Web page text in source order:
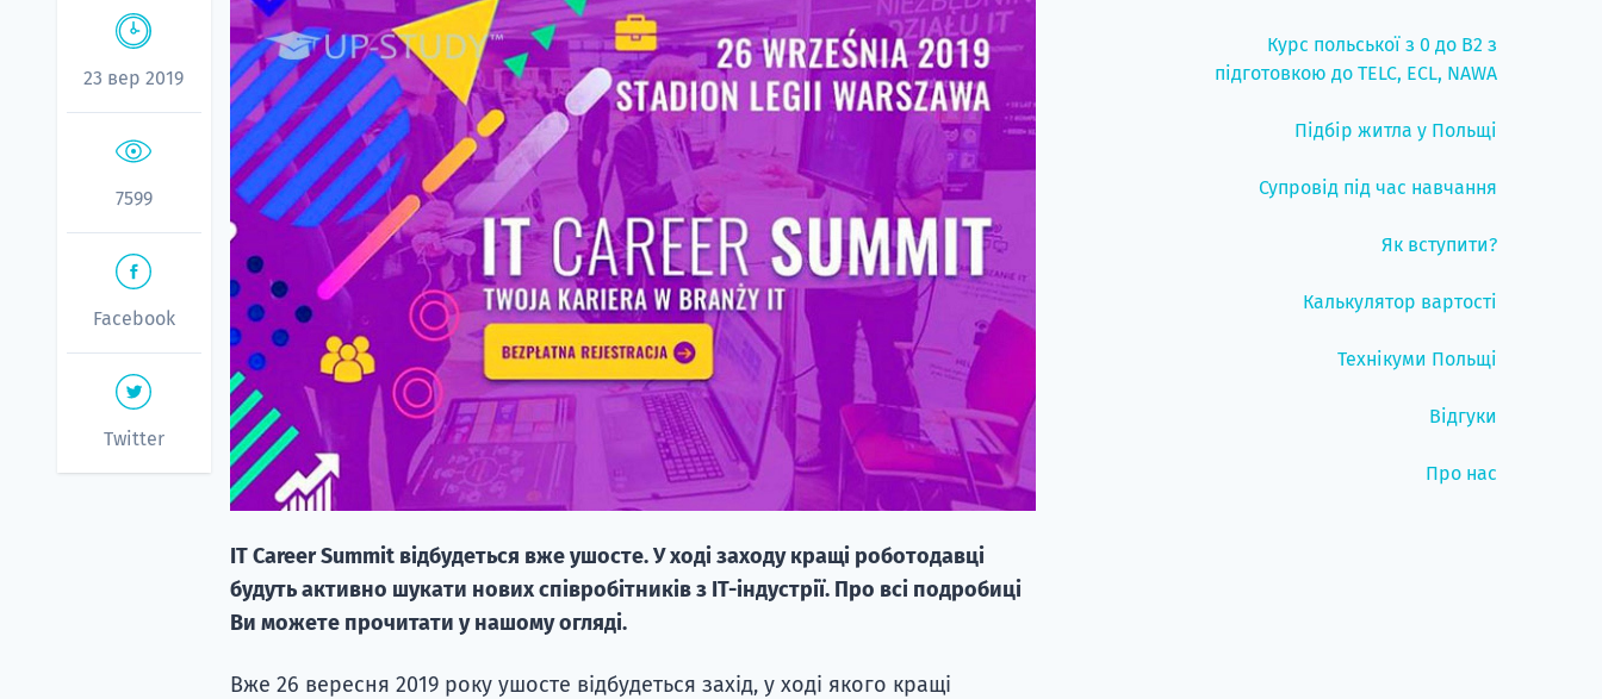
23 вер 2019
7599
Facebook
Twitter
IT Career Summit відбудеться вже ушосте. У ході заходу кращі роботодавці
будуть активно шукати нових співробітників з ІТ-індустрії. Про всі подробиці
Ви можете прочитати у нашому огляді.
Вже 26 вересня 2019 року ушосте відбудеться захід, у ході якого кращі
Курс польської з 0 до B2 з
підготовкою до TELC, ECL, NAWA
Підбір житла у Польщі
Супровід під час навчання
Як вступити?
Калькулятор вартості
Технікуми Польщі
Відгуки
Про нас